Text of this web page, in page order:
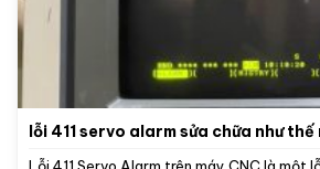
lỗi 411 servo alarm sửa chữa như